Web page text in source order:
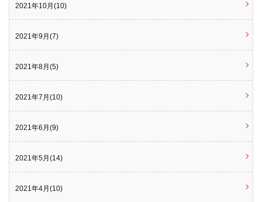
2021年10月(10)
2021年9月(7)
2021年8月(5)
2021年7月(10)
2021年6月(9)
2021年5月(14)
2021年4月(10)